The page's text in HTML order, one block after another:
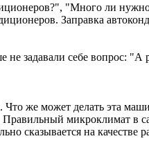
"Много ли
Заправка
задавали себе вопрос: "А
же может делать эта
микроклимат в
сказывается на качестве